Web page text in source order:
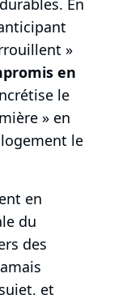
»
en
le
» en
le
en
du
des
et